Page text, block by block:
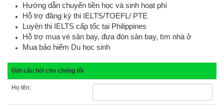
Hướng dẫn chuyển tiền học và sinh hoạt phí
Hỗ trợ đăng ký thi IELTS/TOEFL/ PTE
Luyện thi IELTS cấp tốc tại Philippines
Hỗ trợ mua vé sân bay, đưa đón sân bay, tìm nhà ở
Mua bảo hiểm Du học sinh
Gửi câu hỏi cho chúng tôi
Họ tên: